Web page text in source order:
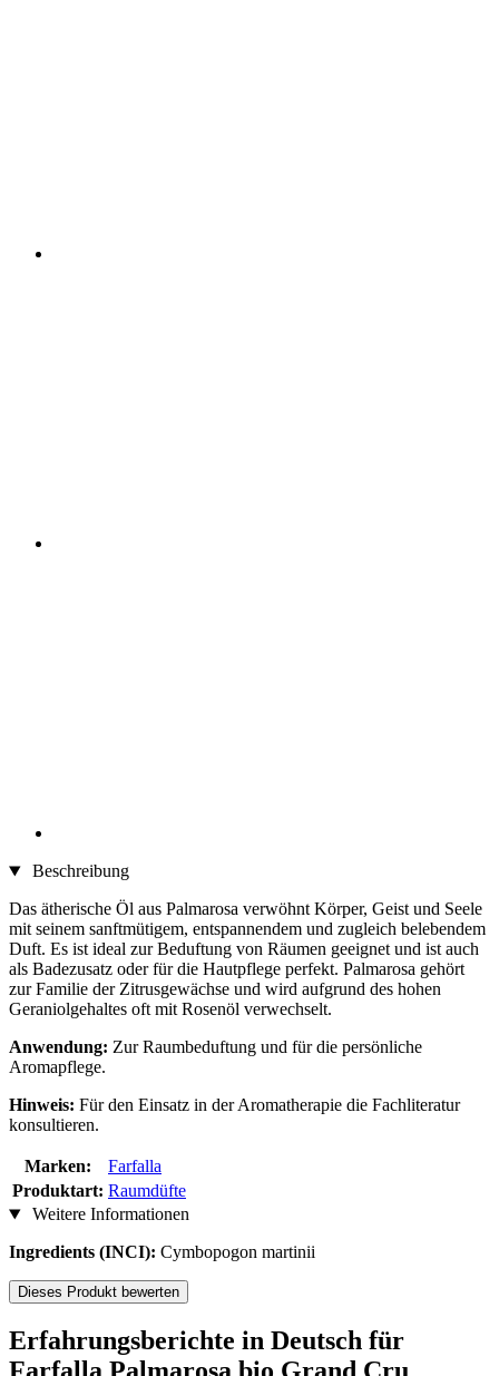
Beschreibung
Das ätherische Öl aus Palmarosa verwöhnt Körper, Geist und Seele
mit seinem sanftmütigem, entspannendem und zugleich belebendem
Duft. Es ist ideal zur Beduftung von Räumen geeignet und ist auch
als Badezusatz oder für die Hautpflege perfekt. Palmarosa gehört
zur Familie der Zitrusgewächse und wird aufgrund des hohen
Geraniolgehaltes oft mit Rosenöl verwechselt.
Anwendung: Zur Raumbeduftung und für die persönliche
Aromapflege.
Hinweis: Für den Einsatz in der Aromatherapie die Fachliteratur
konsultieren.
Marken:
Farfalla
Produktart: Raumdüfte
Weitere Informationen
Ingredients (INCI): Cymbopogon martinii
Dieses Produkt bewerten
Erfahrungsberichte in Deutsch für